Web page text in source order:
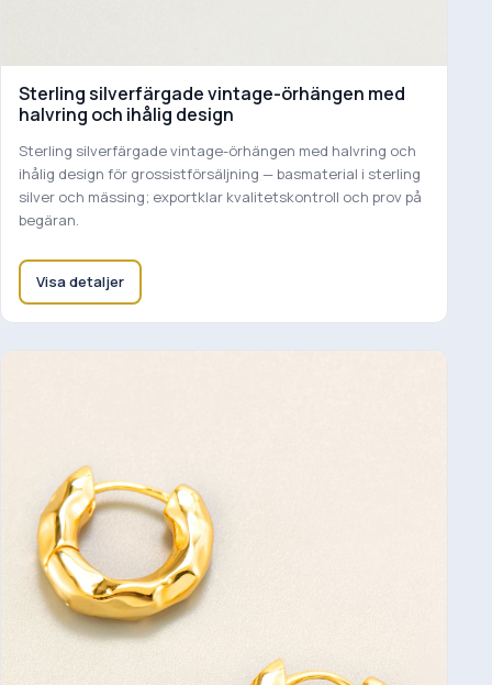
Sterling silverfärgade vintage-örhängen med
halvring och ihålig design
Sterling silverfärgade vintage-örhängen med halvring och
ihålig design för grossistförsäljning — basmaterial i sterling
silver och mässing; exportklar kvalitetskontroll och prov på
begäran.
Visa detaljer